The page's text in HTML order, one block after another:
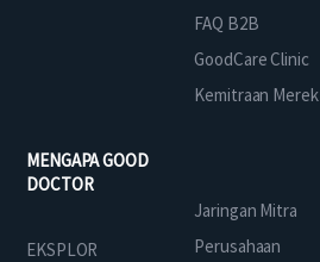
FAQ B2B
GoodCare Clinic
Kemitraan Merek
MENGAPA GOOD
DOCTOR
EKSPLOR
Jaringan Mitra
Perusahaan